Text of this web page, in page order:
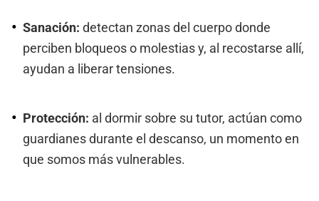
Sanación: detectan zonas del cuerpo donde
perciben bloqueos o molestias y, al recostarse allí,
ayudan a liberar tensiones.
Protección: al dormir sobre su tutor, actúan como
guardianes durante el descanso, un momento en
que somos más vulnerables.